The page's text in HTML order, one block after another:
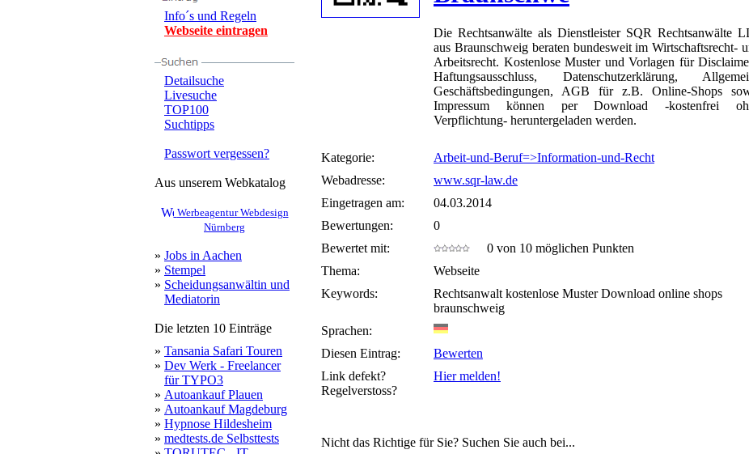
Info´s und Regeln
Webseite eintragen
Detailsuche
Livesuche
TOP100
Suchtipps
Passwort vergessen?
Aus unserem Webkatalog
Werbeagentur Webdesign
Nürnberg
» Jobs in Aachen
» Stempel
» Scheidungsanwältin und
Mediatorin
Die letzten 10 Einträge
» Tansania Safari Touren
» Dev Werk - Freelancer
für TYPO3
» Autoankauf Plauen
» Autoankauf Magdeburg
» Hypnose Hildesheim
» medtests.de Selbsttests
Die Rechtsanwälte als Dienstleister SQR Rechtsanwälte
aus Braunschweig beraten bundesweit im Wirtschaftsrecht-
Arbeitsrecht. Kostenlose Muster und Vorlagen für
Haftungsausschluss, Datenschutzerklärung,
Geschäftsbedingungen, AGB für z.B. Online-Shops
Impressum können per Download -kostenfrei
Verpflichtung- heruntergeladen werden.
Kategorie:
Arbeit-und-Beruf=>Information-und-Recht
Webadresse:
www.sqr-law.de
Eingetragen am:
04.03.2014
Bewertungen:
0
Bewertet mit:
0 von 10 möglichen Punkten
Thema:
Webseite
Keywords:
Rechtsanwalt kostenlose Muster Download online shops
braunschweig
Sprachen:
Diesen Eintrag:
Bewerten
Link defekt?
Regelverstoss?
Hier melden!
Nicht das Richtige für Sie? Suchen Sie auch bei...